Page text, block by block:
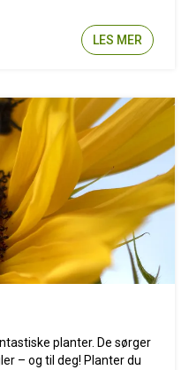
LES MER
planter. De sørger
– og til deg! Planter du